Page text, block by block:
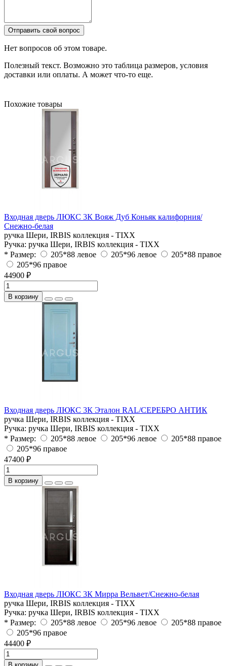
Отправить свой вопрос
Нет вопросов об этом товаре.
Полезный текст. Возможно это таблица размеров, условия
доставки или оплаты. А может что-то еще.
Похожие товары
Входная дверь ЛЮКС 3К Вояж Дуб Коньяк калифорния/
Снежно-белая
ручка Шери, IRBIS коллекция - TIXX
Ручка: ручка Шери, IRBIS коллекция - TIXX
* Размер:
205*88 левое 205*96 левое
205*88 правое
205*96 правое
44900 ₽
В корзину
Входная дверь ЛЮКС 3К Эталон RAL/СЕРЕБРО АНТИК
ручка Шери, IRBIS коллекция - TIXX
Ручка: ручка Шери, IRBIS коллекция - TIXX
* Размер:
205*88 левое 205*96 левое
205*88 правое
205*96 правое
47400 ₽
В корзину
Входная дверь ЛЮКС 3К Мирра Вельвет/Снежно-белая
ручка Шери, IRBIS коллекция - TIXX
Ручка: ручка Шери, IRBIS коллекция - TIXX
* Размер:
205*88 левое 205*96 левое
205*88 правое
205*96 правое
44400 ₽